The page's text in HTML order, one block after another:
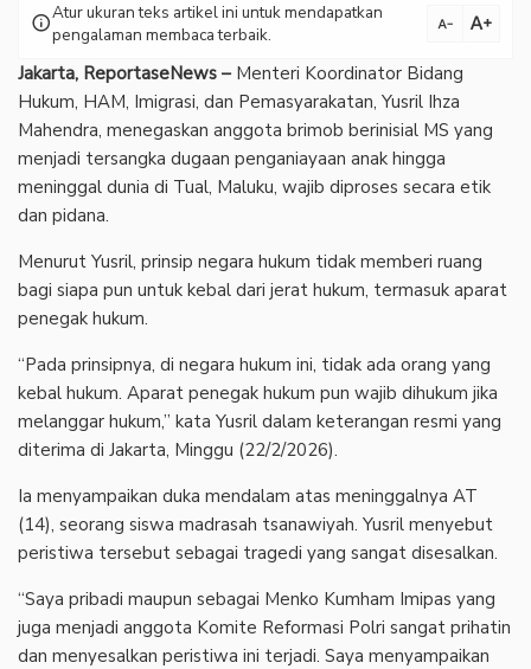
infoAtur ukuran teks artikel ini untuk mendapatkan
pengalaman membaca terbaik.
text_decrease text_increase
Jakarta, ReportaseNews –Menteri Koordinator Bidang
Hukum, HAM, Imigrasi, dan Pemasyarakatan, Yusril Ihza
Mahendra, menegaskan anggota brimob berinisial MS yang
menjadi tersangka dugaan penganiayaan anak hingga
meninggal dunia di Tual, Maluku, wajib diproses secara etik
dan pidana.
‎Menurut Yusril, prinsip negara hukum tidak memberi ruang
bagi siapa pun untuk kebal dari jerat hukum, termasuk aparat
penegak hukum.
‎“Pada prinsipnya, di negara hukum ini, tidak ada orang yang
kebal hukum. Aparat penegak hukum pun wajib dihukum jika
melanggar hukum,” kata Yusril dalam keterangan resmi yang
diterima di Jakarta, Minggu (22/2/2026).
‎Ia menyampaikan duka mendalam atas meninggalnya AT
(14), seorang siswa madrasah tsanawiyah. Yusril menyebut
peristiwa tersebut sebagai tragedi yang sangat disesalkan.
‎“Saya pribadi maupun sebagai Menko Kumham Imipas yang
juga menjadi anggota Komite Reformasi Polri sangat prihatin
dan menyesalkan peristiwa ini terjadi. Saya menyampaikan